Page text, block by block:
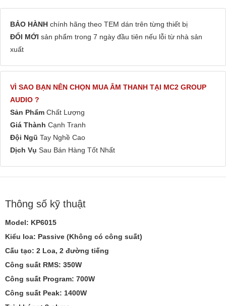
BẢO HÀNH chính hãng theo TEM dán trên từng thiết bị
ĐỔI MỚI sản phẩm trong 7 ngày đầu tiên nếu lỗi từ nhà sản
xuất
VÌ SAO BẠN NÊN CHỌN MUA ÂM THANH TẠI MC2 GROUP
AUDIO ?
Sản Phẩm Chất Lượng
Giá Thành Cạnh Tranh
Đội Ngũ Tay Nghề Cao
Dịch Vụ Sau Bán Hàng Tốt Nhất
Thông số kỹ thuật
Model: KP6015
Kiểu loa: Passive (Không có công suất)
Cấu tạo: 2 Loa, 2 đường tiếng
Công suất RMS: 350W
Công suất Program: 700W
Công suất Peak: 1400W